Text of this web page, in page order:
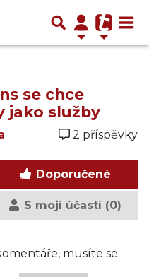
se chce
jako služby
2 příspěvky
Doporučené
S mojí účastí (0)
musíte se: